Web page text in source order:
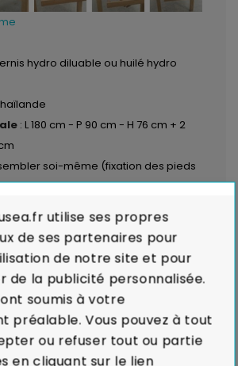
hydro diluable ou huilé hydro
: L 180 cm - P 90 cm - H 76 cm + 2
soi-même (fixation des pieds
Voir les
: Satisfait ou
cas de défaut majeur sur un produit
utilise ses propres
de ses partenaires pour
de notre site et pour
de la publicité personnalisée.
soumis à votre
préalable. Vous pouvez à tout
ou refuser tout ou partie
en cliquant sur le lien